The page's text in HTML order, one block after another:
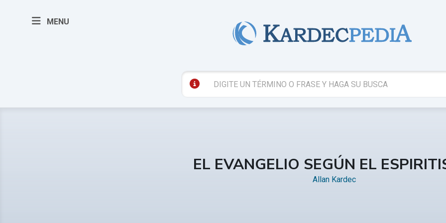
MENU
EL EVANGELIO SEGÚN EL
Allan Kardec